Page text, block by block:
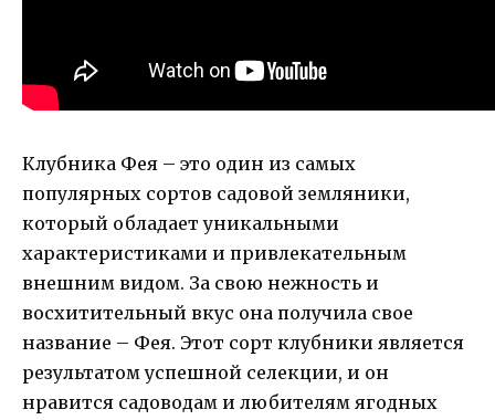
Клубника Фея – это один из самых
популярных сортов садовой земляники,
который обладает уникальными
характеристиками и привлекательным
внешним видом. За свою нежность и
восхитительный вкус она получила свое
название – Фея. Этот сорт клубники является
результатом успешной селекции, и он
нравится садоводам и любителям ягодных